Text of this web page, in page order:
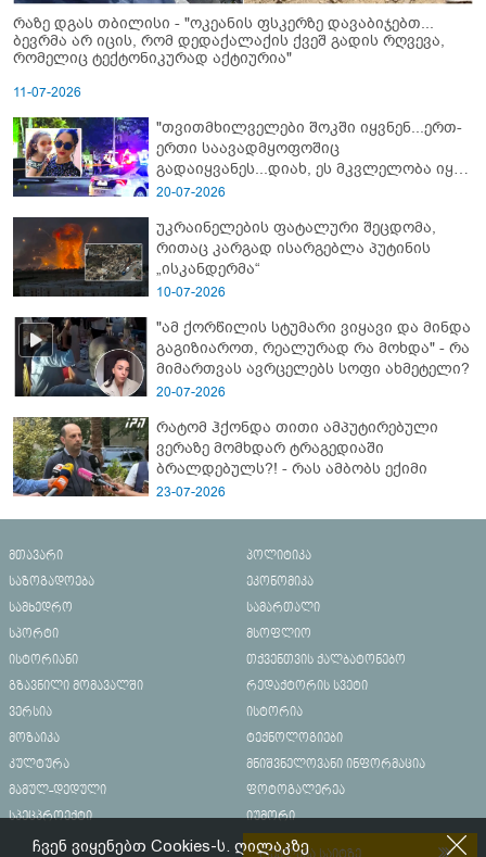
რაზე დგას თბილისი - "ოკეანის ფსკერზე დავაბიჯებთ...
ბევრმა არ იცის, რომ დედაქალაქის ქვეშ გადის რღვევა,
რომელიც ტექტონიკურად აქტიურია"
11-07-2026
"თვითმხილველები შოკში იყვნენ...ერთ-
ერთი საავადმყოფოშიც
გადაიყვანეს...დიახ, ეს მკვლელობა იყო"
- გორში დატრიალებული ტრაგედიის
20-07-2026
უკრაინელების ფატალური შეცდომა,
რითაც კარგად ისარგებლა პუტინის
„ისკანდერმა“
10-07-2026
"ამ ქორწილის სტუმარი ვიყავი და მინდა
გაგიზიაროთ, რეალურად რა მოხდა" - რა
მიმართვას ავრცელებს სოფი ახმეტელი?
20-07-2026
რატომ ჰქონდა თითი ამპუტირებული
ვერაზე მომხდარ ტრაგედიაში
ბრალდებულს?! - რას ამბობს ექიმი
23-07-2026
მთავარი
პოლიტიკა
საზოგადოება
ეკონომიკა
სამხედრო
სამართალი
სპორტი
მსოფლიო
ისტორიანი
თქვენთვის ქალბატონებო
გზავნილი მომავალში
რედაქტორის სვეტი
ვერსია
ისტორია
მოზაიკა
ტექნოლოგიები
კულტურა
მნიშვნელოვანი ინფორმაცია
მამულ-დედული
ფოტოგალერეა
სპეცპროექტი
იუმორი
ჩვენ ვიყენებთ Cookies-ს. ღილაკზე